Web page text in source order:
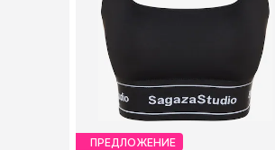
ПРЕДЛОЖЕНИЕ